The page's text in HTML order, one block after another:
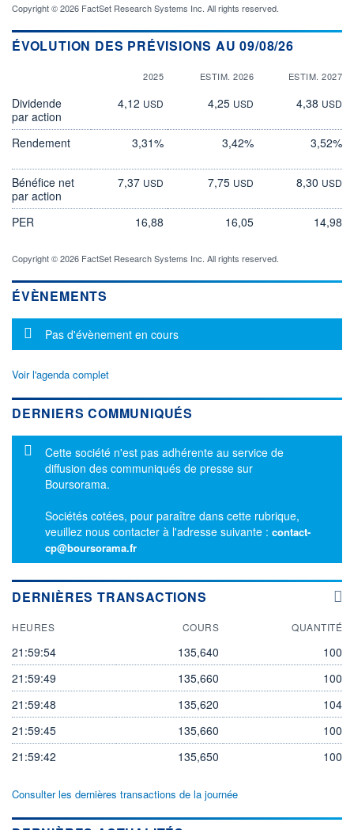
Copyright © 2026 FactSet Research Systems Inc. All rights reserved.
ÉVOLUTION DES PRÉVISIONS AU 09/08/26
2025 ESTIM. 2026 ESTIM. 2027
Dividende
par action
4,12 USD 4,25 USD 4,38 USD
Rendement 3,31% 3,42% 3,52%
Bénéfice net
par action
7,37 USD 7,75 USD 8,30 USD
PER 16,88 16,05 14,98
Copyright © 2026 FactSet Research Systems Inc. All rights reserved.
ÉVÈNEMENTS
Message d'information
Pas d'évènement en cours
Voir l'agenda complet
DERNIERS COMMUNIQUÉS
Message d'information
Cette société n'est pas adhérente au service de
diffusion des communiqués de presse sur
Boursorama.
Sociétés cotées, pour paraître dans cette rubrique,
veuillez nous contacter à l'adresse suivante : contact-
cp@boursorama.fr
DERNIÈRES TRANSACTIONS
HEURES COURS QUANTITÉ
21:59:54 135,640
100
21:59:49
135,660
100
21:59:48
135,620
104
21:59:45
135,660
100
21:59:42
135,650 100
Consulter les dernières transactions de la journée